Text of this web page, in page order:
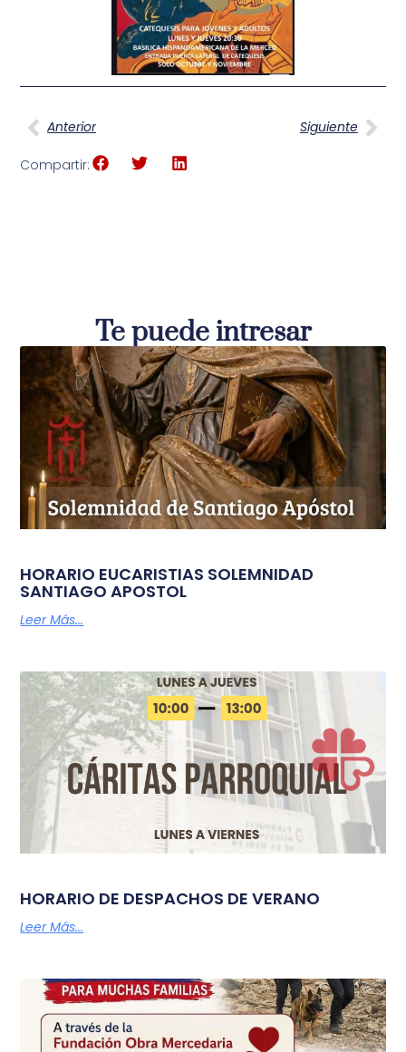
Anterior Siguiente
Compartir:
Te puede intresar
HORARIO EUCARISTIAS SOLEMNIDAD
SANTIAGO APOSTOL
Leer Más...
HORARIO DE DESPACHOS DE VERANO
Leer Más...